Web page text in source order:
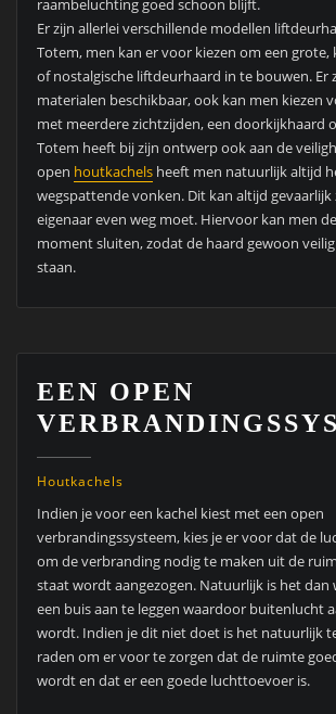
raambeluchting goed schoon blijft.
Er zijn allerlei verschillende modellen
Totem, men kan er voor kiezen om een grote,
of nostalgische liftdeurhaard in te bouwen. Er
materialen beschikbaar, ook kan men kiezen
met meerdere zichtzijden, een doorkijkhaard
Totem heeft bij zijn ontwerp ook aan de
open houtkachelsheeft men natuurlijk altijd
wegspattende vonken. Dit kan altijd gevaarlijk
eigenaar even weg moet. Hiervoor kan men
moment sluiten, zodat de haard gewoon
staan.
EEN OPEN
Houtkachels
Indien je voor een kachel kiest met een open
verbrandingssysteem, kies je er voor dat de
om de verbranding nodig te maken uit de
staat wordt aangezogen. Natuurlijk is het dan
een buis aan te leggen waardoor buitenlucht
wordt. Indien je dit niet doet is het natuurlijk
raden om er voor te zorgen dat de ruimte
wordt en dat er een goede luchttoevoer is.